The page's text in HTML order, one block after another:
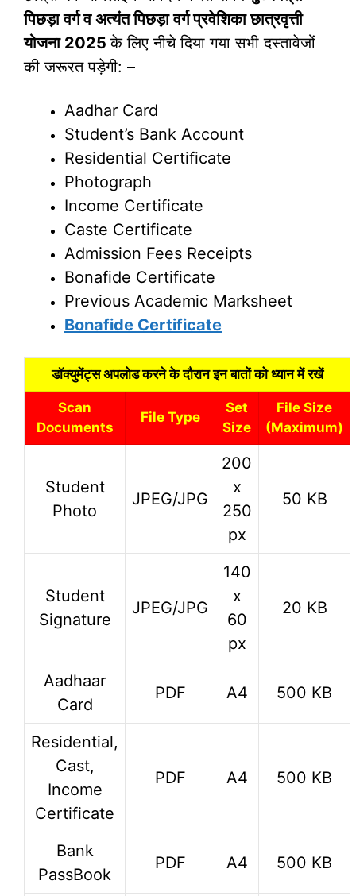
पिछड़ा वर्ग व अत्यंत पिछड़ा वर्ग प्रवेशिका छात्रवृत्ती
योजना 2025के लिए नीचे दिया गया सभी दस्तावेजों
की जरूरत पड़ेगी: –
Aadhar Card
Student’s Bank Account
Residential Certificate
Photograph
Income Certificate
Caste Certificate
Admission Fees Receipts
Bonafide Certificate
Previous Academic Marksheet
Bonafide Certificate
डॉक्युमेंट्स अपलोड करने के दौरान इन बातों को ध्यान में रखें
Scan
Documents
File Type
Set
Size
File Size
(Maximum)
Student
Photo
JPEG/JPG
200
x
250
px
50 KB
Student
Signature
JPEG/JPG
140
x
60
px
20 KB
Aadhaar
Card
PDF A4 500 KB
Residential,
Cast,
Income
Certificate
PDF A4 500 KB
Bank
PassBook
PDF A4 500 KB